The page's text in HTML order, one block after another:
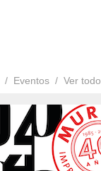
Eventos Ver todo